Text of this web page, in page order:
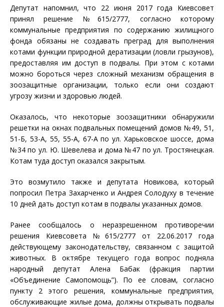
Депутат напомнил, что 22 июня 2017 года Киевсовет
принял решение №615/2777, согласно которому
коммунальные предприятия по содержанию жилищного
фонда обязаны не создавать преград для выполнения
котами функции природной дератизации (ловли грызунов),
предоставляя им доступ в подвалы. При этом с котами
можно бороться через сложный механизм обращения в
зоозащитные организации, только если они создают
угрозу жизни и здоровью людей.
Оказалось, что некоторые зоозащитники обнаружили
решетки на окнах подвальных помещений домов №49, 51,
51-Б, 53-А, 55, 55-А, 67-А по ул. Харьковское шоссе, дома
№34 по ул. Ю. Шевелева и дома №47 по ул. Тростянецкая.
Котам туда доступ оказался закрытым.
Это возмутило также и депутата Новикова, который
попросил Петра Захарченко и Андрея Солодуху в течение
10 дней дать доступ котам в подвалы указанных домов.
Ранее сообщалось о неразрешенном противоречии
решения Киевсовета №615/2777 от 22.06.2017 года
действующему законодательству, связанном с защитой
животных. В октябре текущего года вопрос подняла
народный депутат Алена Бабак (фракция партии
«Объединение Самопомощь”). По ее словам, согласно
пункту 2 этого решения, коммунальные предприятия,
обслуживающие жилые дома, должны открывать подвалы